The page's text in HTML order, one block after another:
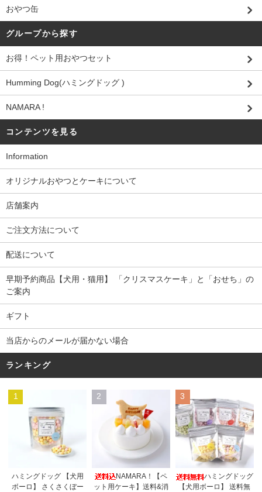
おやつ缶
グループから探す
お得！ペット用おやつセット
Humming Dog(ハミングドッグ )
NAMARA !
コンテンツを見る
Information
オリジナルおやつとケーキについて
店舗案内
ご注文方法について
配送について
早期予約商品【犬用・猫用】 「クリスマスケーキ」と「おせち」の
ご案内
ギフト
当店からのメールが届かない場合
ランキング
1
ハミングドッグ 【犬用
ボーロ】 さくさくぼー
2
NAMARA！【ペ
ット用ケーキ】送料&消
3
ハミングドッグ
【犬用ボーロ】 送料無